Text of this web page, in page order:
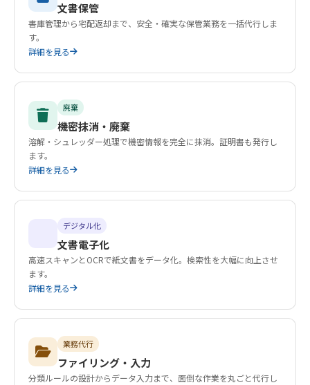
文書保管
書庫管理から宅配返却まで、安全・確実な保管業務を一括代行しま
す。
詳細を見る
廃棄
機密抹消・廃棄
溶解・シュレッダー処理で機密情報を完全に抹消。証明書も発行し
ます。
詳細を見る
デジタル化
文書電子化
高速スキャンとOCRで紙文書をデータ化。検索性を大幅に向上させ
ます。
詳細を見る
業務代行
ファイリング・入力
分類ルールの設計からデータ入力まで、面倒な作業を丸ごと代行し